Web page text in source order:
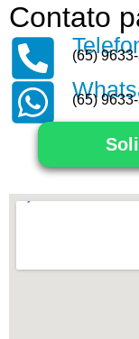
Contato
(65)
(65)